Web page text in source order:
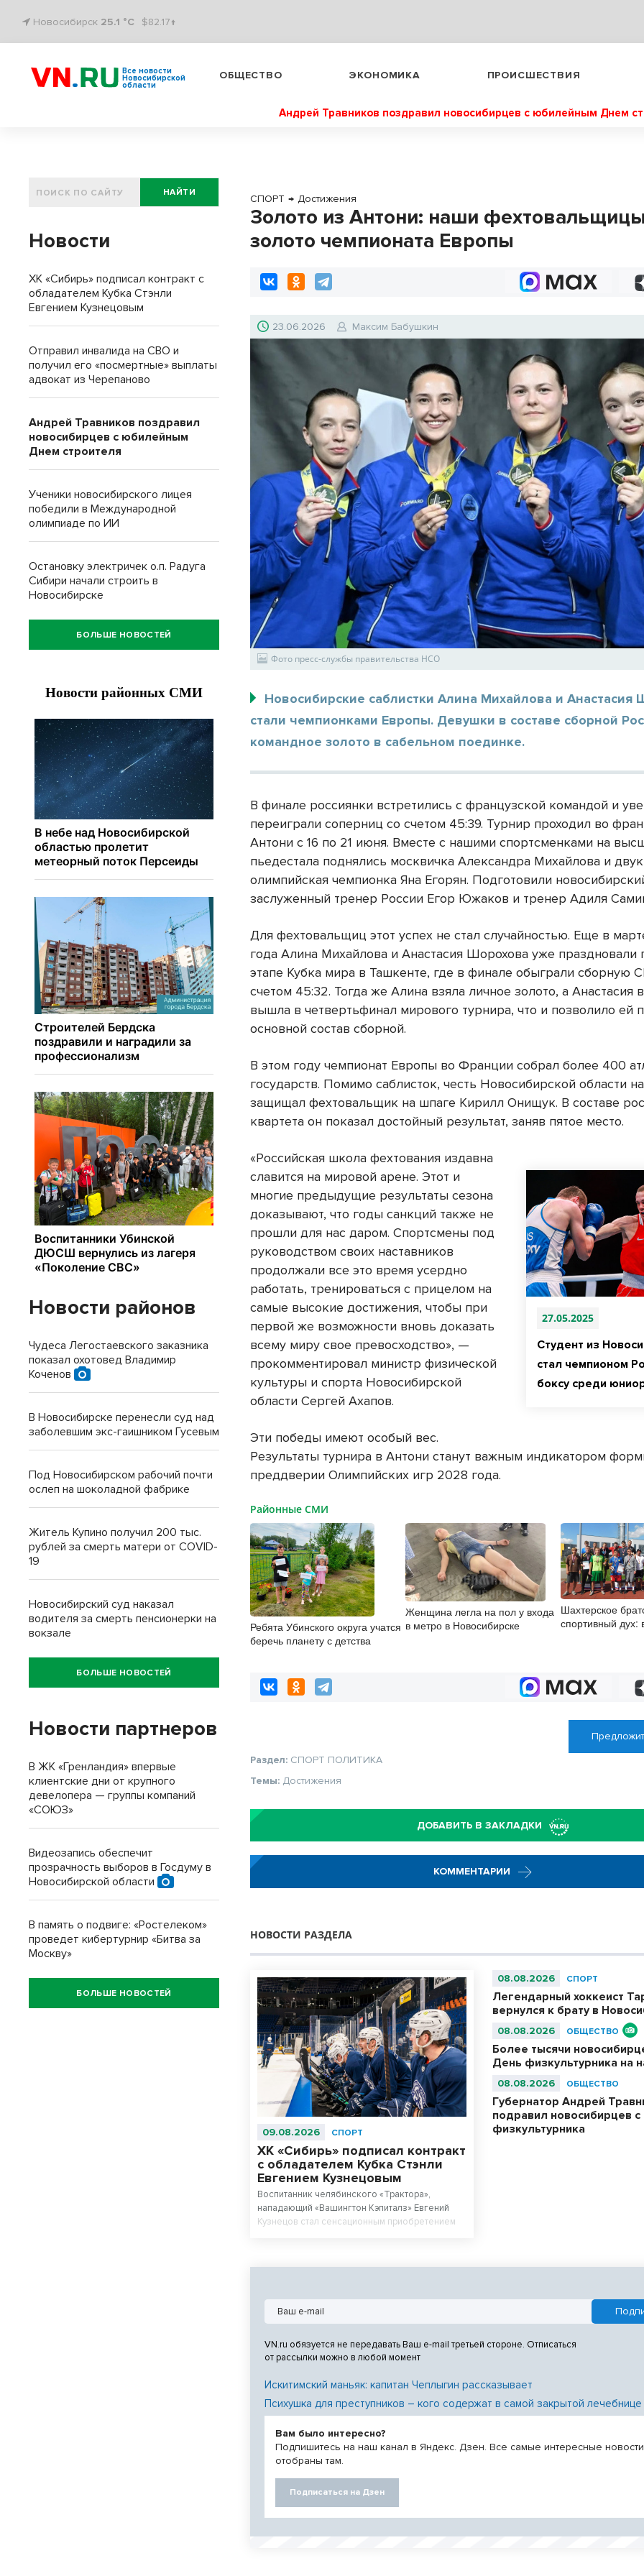
Новосибирск 25.1 °C $82.17↑
Все новости
Новосибирской
области
ОБЩЕСТВО ЭКОНОМИКА ПРОИСШЕСТВИЯ
Андрей Травников поздравил новосибирцев с юбилейным Днем
СПОРТ → Достижения
Золото из Антони: наши
золото чемпионата Европы
23.06.2026 Максим Бабушкин
Фото пресс-службы правительства НСО
Новосибирские саблистки Алина Михайлова и Анастасия
стали чемпионками Европы. Девушки в составе сборной
командное золото в сабельном поединке.
В финале россиянки встретились с французской командой и
переиграли соперниц со счетом 45:39. Турнир проходил во
Антони с 16 по 21 июня. Вместе с нашими спортсменками на
пьедестала поднялись москвичка Александра Михайлова и
олимпийская чемпионка Яна Егорян. Подготовили
заслуженный тренер России Егор Южаков и тренер Адиля
Для фехтовальщиц этот успех не стал случайностью. Еще в
года Алина Михайлова и Анастасия Шорохова уже праздновали
этапе Кубка мира в Ташкенте, где в финале обыграли сборную
счетом 45:32. Тогда же Алина взяла личное золото, а Анастасия
вышла в четвертьфинал мирового турнира, что и позволило ей
основной состав сборной.
В этом году чемпионат Европы во Франции собрал более 400
государств. Помимо саблисток, честь Новосибирской области
защищал фехтовальщик на шпаге Кирилл Онищук. В составе
квартета он показал достойный результат, заняв пятое место.
27.05.2025
Студент из
стал чемпионом
боксу среди
«Российская школа фехтования издавна
славится на мировой арене. Этот и
многие предыдущие результаты сезона
доказывают, что годы санкций также не
прошли для нас даром. Спортсмены под
руководством своих наставников
продолжали все это время усердно
работать, тренироваться с прицелом на
самые высокие достижения, чтобы при
первой же возможности вновь доказать
всему миру свое превосходство», —
прокомментировал министр физической
культуры и спорта Новосибирской
области Сергей Ахапов.
Эти победы имеют особый вес.
Результаты турнира в Антони станут важным индикатором
преддверии Олимпийских игр 2028 года.
Районные СМИ
Ребята Убинского округа учатся
беречь планету с детства
Женщина легла на пол у входа
в метро в Новосибирске
Шахтерское
спортивный дух:
Раздел: СПОРТ ПОЛИТИКА
Темы: Достижения
ДОБАВИТЬ В ЗАКЛАДКИ
КОММЕНТАРИИ
НОВОСТИ РАЗДЕЛА
09.08.2026 СПОРТ
ХК «Сибирь» подписал контракт
с обладателем Кубка Стэнли
Евгением Кузнецовым
Воспитанник челябинского «Трактора»,
нападающий «Вашингтон Кэпиталз» Евгений
Кузнецов стал сенсационным приобретением
08.08.2026 СПОРТ
Легендарный хоккеист
вернулся к брату в
08.08.2026 ОБЩЕСТВО
Более тысячи
День физкультурника на
08.08.2026 ОБЩЕСТВО
Губернатор Андрей
подравил новосибирцев
физкультурника
VN.ru обязуется не передавать Ваш e-mail третьей стороне. Отписаться
от рассылки можно в любой момент
Искитимский маньяк: капитан Чеплыгин рассказывает
Психушка для преступников – кого содержат в самой закрытой
Вам было интересно?
Подпишитесь на наш канал в Яндекс. Дзен. Все самые интересные новости
отобраны там.
Подписаться на Дзен
НАЙТИ
Новости
ХК «Сибирь» подписал контракт с
обладателем Кубка Стэнли
Евгением Кузнецовым
Отправил инвалида на СВО и
получил его «посмертные» выплаты
адвокат из Черепаново
Андрей Травников поздравил
новосибирцев с юбилейным
Днем строителя
Ученики новосибирского лицея
победили в Международной
олимпиаде по ИИ
Остановку электричек о.п. Радуга
Сибири начали строить в
Новосибирске
БОЛЬШЕ НОВОСТЕЙ
Новости районов
Чудеса Легостаевского заказника
показал охотовед Владимир
Коченов
В Новосибирске перенесли суд над
заболевшим экс-гаишником Гусевым
Под Новосибирском рабочий почти
ослеп на шоколадной фабрике
Житель Купино получил 200 тыс.
рублей за смерть матери от COVID-
19
Новосибирский суд наказал
водителя за смерть пенсионерки на
вокзале
БОЛЬШЕ НОВОСТЕЙ
Новости партнеров
В ЖК «Гренландия» впервые
клиентские дни от крупного
девелопера — группы компаний
«СОЮЗ»
Видеозапись обеспечит
прозрачность выборов в Госдуму в
Новосибирской области
В память о подвиге: «Ростелеком»
проведет кибертурнир «Битва за
Москву»
БОЛЬШЕ НОВОСТЕЙ